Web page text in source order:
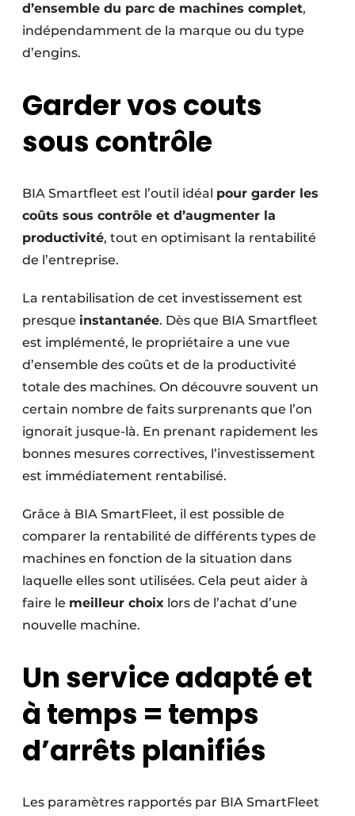
d’ensemble du parc de machines complet,
indépendamment de la marque ou du type
d’engins.
Garder vos couts
sous contrôle
BIA Smartfleet est l’outil idéal pour garder les
coûts sous contrôle et d’augmenter la
productivité, tout en optimisant la rentabilité
de l’entreprise.
La rentabilisation de cet investissement est
presque instantanée. Dès que BIA Smartfleet
est implémenté, le propriétaire a une vue
d’ensemble des coûts et de la productivité
totale des machines. On découvre souvent un
certain nombre de faits surprenants que l’on
ignorait jusque-là. En prenant rapidement les
bonnes mesures correctives, l’investissement
est immédiatement rentabilisé.
Grâce à BIA SmartFleet, il est possible de
comparer la rentabilité de différents types de
machines en fonction de la situation dans
laquelle elles sont utilisées. Cela peut aider à
faire le meilleur choix lors de l’achat d’une
nouvelle machine.
Un service adapté et
à temps = temps
d’arrêts planifiés
Les paramètres rapportés par BIA SmartFleet